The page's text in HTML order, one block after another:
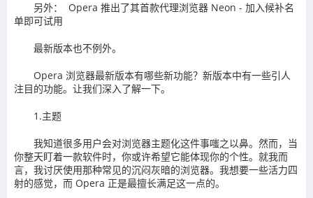
另外： Opera 推出了其首款代理浏览器 Neon - 加入候补名
单即可试用
最新版本也不例外。
Opera 浏览器最新版本有哪些新功能？新版本中有一些引人
注目的功能。让我们深入了解一下。
1.主题
我知道很多用户会对浏览器主题化这件事嗤之以鼻。然而，当
你整天盯着一款软件时，你或许希望它能体现你的个性。就我而
言，我讨厌使用那种常见的沉闷灰暗的浏览器。我想要一些活力四
射的感觉，而 Opera 正是最擅长满足这一点的。